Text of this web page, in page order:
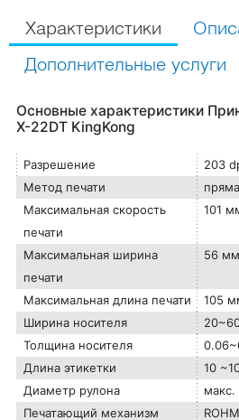
Характеристики
Дополнительные услуги
Основные характеристики
X-22DT KingKong
Разрешение
203
Метод печати
Максимальная скорость
печати
101
Максимальная ширина
печати
56 мм
Максимальная длина печати
105
Ширина носителя
Толщина носителя
Длина этикетки
10
Диаметр рулона
Печатающий механизм